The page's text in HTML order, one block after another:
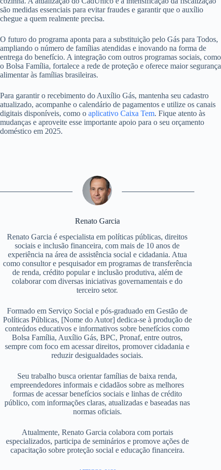
são medidas essenciais para evitar fraudes e garantir que o auxílio
chegue a quem realmente precisa.
O futuro do programa aponta para a substituição pelo Gás para Todos,
ampliando o número de famílias atendidas e inovando na forma de
entrega do benefício. A integração com outros programas sociais, como
o Bolsa Família, fortalece a rede de proteção e oferece maior segurança
alimentar às famílias brasileiras.
Para garantir o recebimento do Auxílio Gás, mantenha seu cadastro
atualizado, acompanhe o calendário de pagamentos e utilize os canais
digitais disponíveis, como o aplicativo Caixa Tem. Fique atento às
mudanças e aproveite esse importante apoio para o seu orçamento
doméstico em 2025.
Renato Garcia
Renato Garcia é especialista em políticas públicas, direitos
sociais e inclusão financeira, com mais de 10 anos de
experiência na área de assistência social e cidadania. Atua
como consultor e pesquisador em programas de transferência
de renda, crédito popular e inclusão produtiva, além de
colaborar com diversas iniciativas governamentais e do
terceiro setor.
Formado em Serviço Social e pós-graduado em Gestão de
Políticas Públicas, [Nome do Autor] dedica-se à produção de
conteúdos educativos e informativos sobre benefícios como
Bolsa Família, Auxílio Gás, BPC, Pronaf, entre outros,
sempre com foco em acessar direitos, promover cidadania e
reduzir desigualdades sociais.
Seu trabalho busca orientar famílias de baixa renda,
empreendedores informais e cidadãos sobre as melhores
formas de acessar benefícios sociais e linhas de crédito
público, com informações claras, atualizadas e baseadas nas
normas oficiais.
Atualmente, Renato Garcia colabora com portais
especializados, participa de seminários e promove ações de
capacitação sobre proteção social e educação financeira.